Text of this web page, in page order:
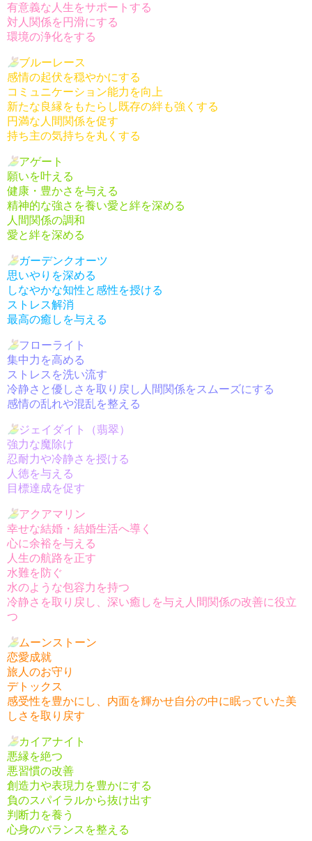
有意義な人生をサポートする
対人関係を円滑にする
環境の浄化をする
ブルーレース
感情の起伏を穏やかにする
コミュニケーション能力を向上
新たな良縁をもたらし既存の絆も強くする
円満な人間関係を促す
持ち主の気持ちを丸くする
アゲート
願いを叶える
健康・豊かさを与える
精神的な強さを養い愛と絆を深める
人間関係の調和
愛と絆を深める
ガーデンクオーツ
思いやりを深める
しなやかな知性と感性を授ける
ストレス解消
最高の癒しを与える
フローライト
集中力を高める
ストレスを洗い流す
冷静さと優しさを取り戻し人間関係をスムーズにする
感情の乱れや混乱を整える
ジェイダイト（翡翠）
強力な魔除け
忍耐力や冷静さを授ける
人徳を与える
目標達成を促す
アクアマリン
幸せな結婚・結婚生活へ導く
心に余裕を与える
人生の航路を正す
水難を防ぐ
水のような包容力を持つ
冷静さを取り戻し、深い癒しを与え人間関係の改善に役立
つ
ムーンストーン
恋愛成就
旅人のお守り
デトックス
感受性を豊かにし、内面を輝かせ自分の中に眠っていた美
しさを取り戻す
カイアナイト
悪縁を絶つ
悪習慣の改善
創造力や表現力を豊かにする
負のスパイラルから抜け出す
判断力を養う
心身のバランスを整える